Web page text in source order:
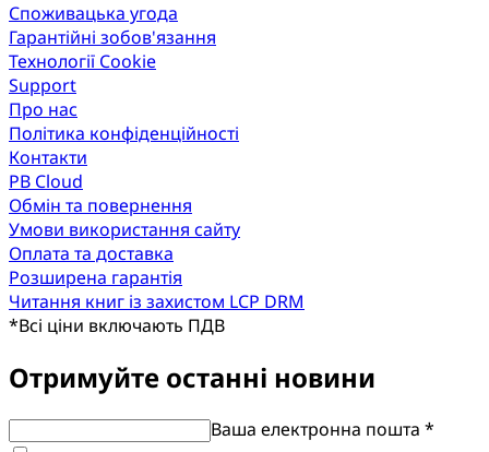
Споживацька угода
Гарантійні зобов'язання
Технології Cookie
Support
Про нас
Політика конфіденційності
Контакти
PB Cloud
Обмін та повернення
Умови використання сайту
Оплата та доставка
Розширена гарантія
Читання книг із захистом LCP DRM
*Всі ціни включають ПДВ
Отримуйте останні новини
Ваша електронна пошта *